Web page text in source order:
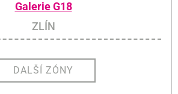
Galerie G18
ZLÍN
DALŠÍ ZÓNY